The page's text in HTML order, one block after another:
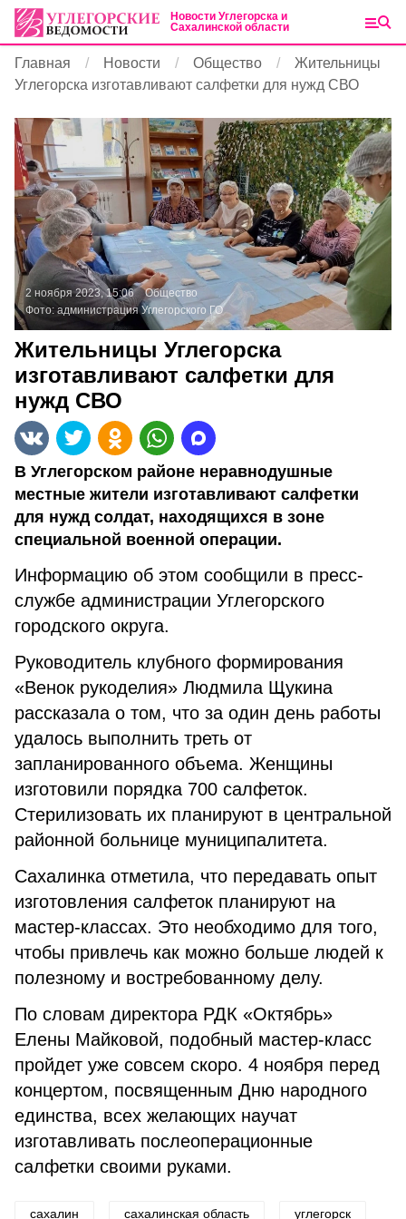
Новости Углегорска и
Сахалинской области
Главная Новости Общество
Жительницы
Углегорска изготавливают салфетки для нужд СВО
2 ноября 2023, 15:06
Общество
Фото: администрация Углегорского ГО
Жительницы Углегорска
изготавливают салфетки для
нужд СВО
В Углегорском районе неравнодушные
местные жители изготавливают салфетки
для нужд солдат, находящихся в зоне
специальной военной операции.
Информацию об этом сообщили в пресс-
службе администрации Углегорского
городского округа.
Руководитель клубного формирования
«Венок рукоделия» Людмила Щукина
рассказала о том, что за один день работы
удалось выполнить треть от
запланированного объема. Женщины
изготовили порядка 700 салфеток.
Стерилизовать их планируют в центральной
районной больнице муниципалитета.
Сахалинка отметила, что передавать опыт
изготовления салфеток планируют на
мастер-классах. Это необходимо для того,
чтобы привлечь как можно больше людей к
полезному и востребованному делу.
По словам директора РДК «Октябрь»
Елены Майковой, подобный мастер-класс
пройдет уже совсем скоро. 4 ноября перед
концертом, посвященным Дню народного
единства, всех желающих научат
изготавливать послеоперационные
салфетки своими руками.
сахалин сахалинская область углегорск